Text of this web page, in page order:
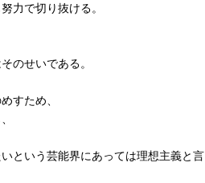
力で切り抜ける。
のせいである。
すため、
という芸能界にあっては理想主義と言